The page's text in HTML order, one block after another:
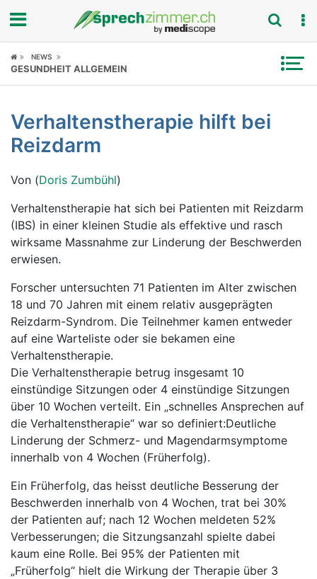
Fokus
Symptome
Ratgeber
Rubriken
NEWS
GESUNDHEIT ALLGEMEIN
Verhaltenstherapie hilft bei
Reizdarm
Von (Doris Zumbühl)
Verhaltenstherapie hat sich bei Patienten mit Reizdarm
(IBS) in einer kleinen Studie als effektive und rasch
wirksame Massnahme zur Linderung der Beschwerden
erwiesen.
Forscher untersuchten 71 Patienten im Alter zwischen
18 und 70 Jahren mit einem relativ ausgeprägten
Reizdarm-Syndrom. Die Teilnehmer kamen entweder
auf eine Warteliste oder sie bekamen eine
Verhaltenstherapie.
Die Verhaltenstherapie betrug insgesamt 10
einstündige Sitzungen oder 4 einstündige Sitzungen
über 10 Wochen verteilt. Ein „schnelles Ansprechen auf
die Verhaltenstherapie“ war so definiert:Deutliche
Linderung der Schmerz- und Magendarmsymptome
innerhalb von 4 Wochen (Früherfolg).
Ein Früherfolg, das heisst deutliche Besserung der
Beschwerden innerhalb von 4 Wochen, trat bei 30%
der Patienten auf; nach 12 Wochen meldeten 52%
Verbesserungen; die Sitzungsanzahl spielte dabei
kaum eine Rolle. Bei 95% der Patienten mit
„Früherfolg“ hielt die Wirkung der Therapie über 3